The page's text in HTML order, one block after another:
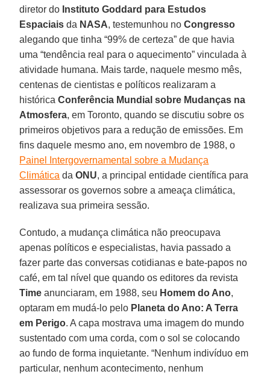
diretor do Instituto Goddard para Estudos
Espaciais da NASA, testemunhou noCongresso
alegando que tinha “99% de certeza” de que havia
uma “tendência real para o aquecimento” vinculada à
atividade humana. Mais tarde, naquele mesmo mês,
centenas de cientistas e políticos realizaram a
históricaConferência Mundial sobre Mudanças na
Atmosfera, em Toronto, quando se discutiu sobre os
primeiros objetivos para a redução de emissões. Em
fins daquele mesmo ano, em novembro de 1988, o
Painel Intergovernamental sobre a Mudança
Climática daONU, a principal entidade científica para
assessorar os governos sobre a ameaça climática,
realizava sua primeira sessão.
Contudo, a mudança climática não preocupava
apenas políticos e especialistas, havia passado a
fazer parte das conversas cotidianas e bate-papos no
café, em tal nível que quando os editores da revista
Time anunciaram, em 1988, seu Homem do Ano,
optaram em mudá-lo pelo Planeta do Ano: A Terra
em Perigo. A capa mostrava uma imagem do mundo
sustentado com uma corda, com o sol se colocando
ao fundo de forma inquietante. “Nenhum indivíduo em
particular, nenhum acontecimento, nenhum